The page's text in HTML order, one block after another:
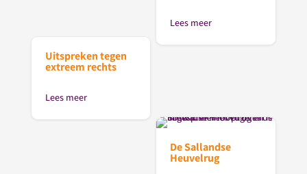
Lees meer
Uitspreken tegen
extreem rechts
Lees meer
De Sallandse
Heuvelrug